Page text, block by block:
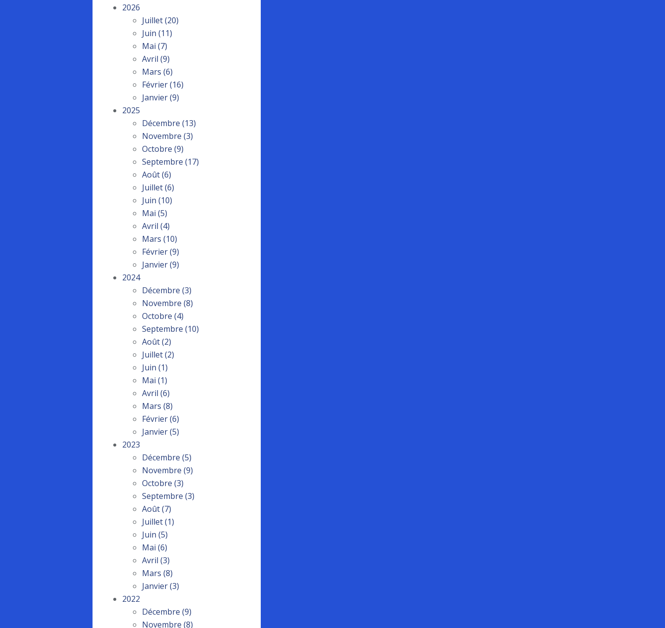
2026
Juillet(20)
Juin (11)
Mai (7)
Avril (9)
Mars (6)
Février(16)
Janvier(9)
2025
Décembre (13)
Novembre (3)
Octobre (9)
Septembre (17)
Août(6)
Juillet(6)
Juin (10)
Mai (5)
Avril (4)
Mars (10)
Février(9)
Janvier(9)
2024
Décembre (3)
Novembre (8)
Octobre (4)
Septembre (10)
Août(2)
Juillet(2)
Juin (1)
Mai (1)
Avril (6)
Mars (8)
Février(6)
Janvier(5)
2023
Décembre (5)
Novembre (9)
Octobre (3)
Septembre (3)
Août(7)
Juillet(1)
Juin (5)
Mai (6)
Avril (3)
Mars (8)
Janvier(3)
2022
Décembre (9)
Novembre (8)